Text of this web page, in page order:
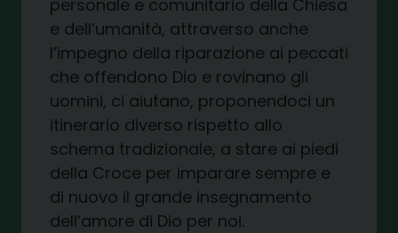
personale e comunitario della Chiesa
e dell’umanità, attraverso anche
l’impegno della riparazione ai peccati
che offendono Dio e rovinano gli
uomini, ci aiutano, proponendoci un
itinerario diverso rispetto allo
schema tradizionale, a stare ai piedi
della Croce per imparare sempre e
di nuovo il grande insegnamento
dell’amore di Dio per noi.